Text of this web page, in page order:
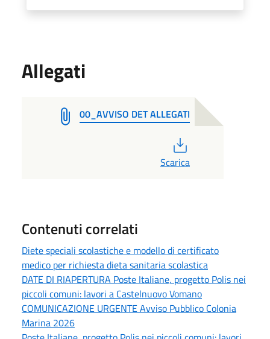
Allegati
00_AVVISO DET ALLEGATI
Scarica
Contenuti correlati
Diete speciali scolastiche e modello di certificato
medico per richiesta dieta sanitaria scolastica
DATE DI RIAPERTURA Poste Italiane, progetto Polis nei
piccoli comuni: lavori a Castelnuovo Vomano
COMUNICAZIONE URGENTE Avviso Pubblico Colonia
Marina 2026